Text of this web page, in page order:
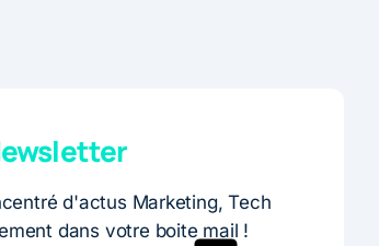
d'actus Marketing, Tech
dans votre boite mail !